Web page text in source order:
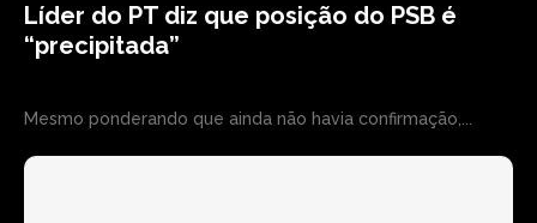
Líder do PT diz que posição do PSB é
“precipitada”
Mesmo ponderando que ainda não havia confirmação,...